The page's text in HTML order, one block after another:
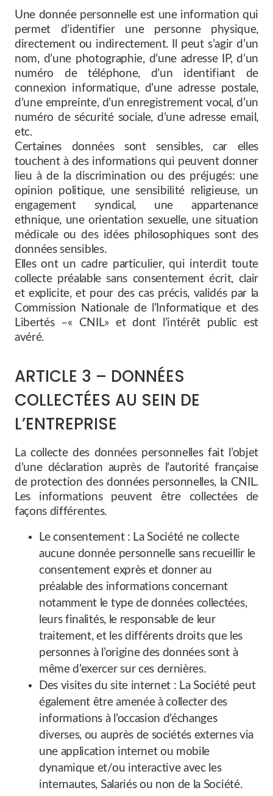
Une donnée personnelle est une information qui
permet d’identifier une personne physique,
directement ou indirectement. Il peut s’agir d’un
nom, d’une photographie, d’une adresse IP, d’un
numéro de téléphone, d’un identifiant de
connexion informatique, d’une adresse postale,
d’une empreinte, d’un enregistrement vocal, d’un
numéro de sécurité sociale, d’une adresse email,
etc.
Certaines données sont sensibles, car elles
touchent à des informations qui peuvent donner
lieu à de la discrimination ou des préjugés: une
opinion politique, une sensibilité religieuse, un
engagement syndical, une appartenance
ethnique, une orientation sexuelle, une situation
médicale ou des idées philosophiques sont des
données sensibles.
Elles ont un cadre particulier, qui interdit toute
collecte préalable sans consentement écrit, clair
et explicite, et pour des cas précis, validés par la
Commission Nationale de l’Informatique et des
Libertés –« CNIL» et dont l’intérêt public est
avéré.
ARTICLE 3 – DONNÉES
COLLECTÉES AU SEIN DE
L’ENTREPRISE
La collecte des données personnelles fait l’objet
d’une déclaration auprès de l’autorité française
de protection des données personnelles, la CNIL.
Les informations peuvent être collectées de
façons différentes.
Le consentement : La Société ne collecte
aucune donnée personnelle sans recueillir le
consentement exprès et donner au
préalable des informations concernant
notamment le type de données collectées,
leurs finalités, le responsable de leur
traitement, et les différents droits que les
personnes à l’origine des données sont à
même d’exercer sur ces dernières.
Des visites du site internet : La Société peut
également être amenée à collecter des
informations à l’occasion d’échanges
diverses, ou auprès de sociétés externes via
une application internet ou mobile
dynamique et/ou interactive avec les
internautes, Salariés ou non de la Société.